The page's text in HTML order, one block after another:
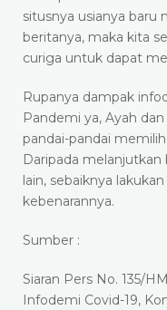
situsnya usianya baru
beritanya, maka kita
curiga untuk dapat
Rupanya dampak
Pandemi ya, Ayah
pandai-pandai
Daripada
lain, sebaiknya
kebenarannya.
Sumber :
Siaran Pers No. 135/
Infodemi Covid-19,